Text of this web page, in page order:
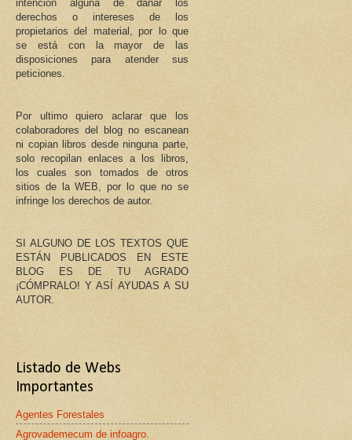
intención alguna de dañar los
derechos o intereses de los
propietarios del material, por lo que
se está con la mayor de las
disposiciones para atender sus
peticiones.
Por ultimo quiero aclarar que los
colaboradores del blog no escanean
ni copian libros desde ninguna parte,
solo recopilan enlaces a los libros,
los cuales son tomados de otros
sitios de la WEB, por lo que no se
infringe los derechos de autor.
SI ALGUNO DE LOS TEXTOS QUE
ESTÁN PUBLICADOS EN ESTE
BLOG ES DE TU AGRADO
¡CÓMPRALO! Y ASÍ AYUDAS A SU
AUTOR.
Listado de Webs
Importantes
Agentes Forestales
Agrovademecum de infoagro.